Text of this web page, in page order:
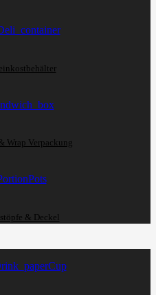
Wrap Verpackung
& Deckel